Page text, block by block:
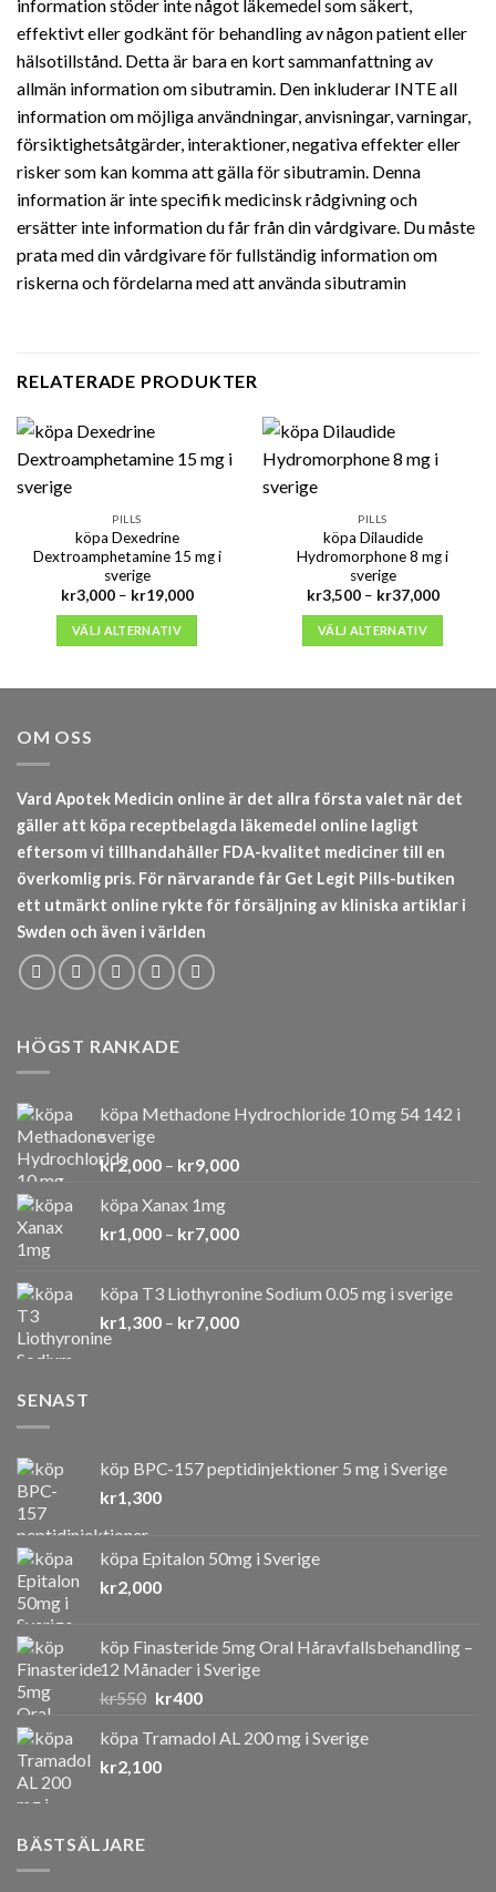
information stöder inte något läkemedel som säkert,
effektivt eller godkänt för behandling av någon patient eller
hälsotillstånd. Detta är bara en kort sammanfattning av
allmän information om sibutramin. Den inkluderar INTE all
information om möjliga användningar, anvisningar, varningar,
försiktighetsåtgärder, interaktioner, negativa effekter eller
risker som kan komma att gälla för sibutramin. Denna
information är inte specifik medicinsk rådgivning och
ersätter inte information du får från din vårdgivare. Du måste
prata med din vårdgivare för fullständig information om
riskerna och fördelarna med att använda sibutramin
RELATERADE PRODUKTER
PILLS
köpa Dexedrine
Dextroamphetamine 15 mg i
sverige
kr3,000 – kr19,000Prisintervall:
VÄLJ ALTERNATIV
PILLS
köpa Dilaudide
Hydromorphone 8 mg i
sverige
kr3,500 – kr37,000
VÄLJ ALTERNATIV
OM OSS
Vard Apotek Medicin online är det allra första valet när det
gäller att köpa receptbelagda läkemedel online lagligt
eftersom vi tillhandahåller FDA-kvalitet mediciner till en
överkomlig pris. För närvarande får Get Legit Pills-butiken
ett utmärkt online rykte för försäljning av kliniska artiklar i
Swden och även i världen
HÖGST RANKADE
köpa Methadone Hydrochloride 10 mg 54 142 i
sverige
kr2,000 – kr9,000Prisintervall:
kr9,000
köpa Xanax 1mg
kr1,000 – kr7,000Prisintervall:
kr7,000
köpa T3 Liothyronine Sodium 0.05 mg i sverige
kr1,300 – kr7,000Prisintervall:
SENAST
köp BPC-157 peptidinjektioner 5 mg i Sverige
kr1,300
köpa Epitalon 50mg i Sverige
kr2,000
köp Finasteride 5mg Oral Håravfallsbehandling –
12 Månader i Sverige
kr550 Det
priset
var:
kr400Det
priset
köpa Tramadol AL 200 mg i Sverige
kr2,100
BÄSTSÄLJARE